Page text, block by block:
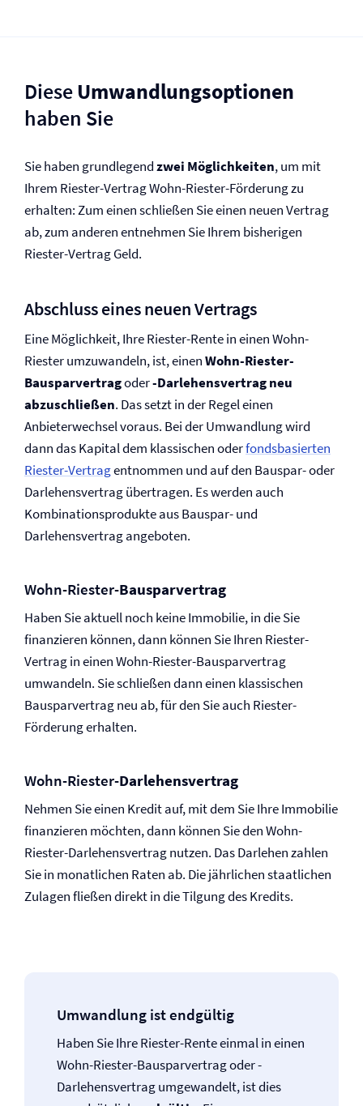
DieseUmwandlungsoptionen
haben Sie
Sie haben grundlegendzwei Möglichkeiten, um mit
Ihrem Riester-Vertrag Wohn-Riester-Förderung zu
erhalten: Zum einen schließen Sie einen neuen Vertrag
ab, zum anderen entnehmen Sie Ihrem bisherigen
Riester-Vertrag Geld.
Abschluss eines neuen Vertrags
Eine Möglichkeit, Ihre Riester-Rente in einen Wohn-
Riester umzuwandeln, ist, einenWohn-Riester-
Bausparvertragoder-Darlehensvertrag neu
abzuschließen. Das setzt in der Regel einen
Anbieterwechsel voraus. Bei der Umwandlung wird
dann das Kapital dem klassischen oderfondsbasierten
Riester-Vertragentnommen und auf den Bauspar- oder
Darlehensvertrag übertragen. Es werden auch
Kombinationsprodukte aus Bauspar- und
Darlehensvertrag angeboten.
Wohn-Riester-Bausparvertrag
Haben Sie aktuell noch keine Immobilie, in die Sie
finanzieren können, dann können Sie Ihren Riester-
Vertrag in einen Wohn-Riester-Bausparvertrag
umwandeln. Sie schließen dann einen klassischen
Bausparvertrag neu ab, für den Sie auch Riester-
Förderung erhalten.
Wohn-Riester-Darlehensvertrag
Nehmen Sie einen Kredit auf, mit dem Sie Ihre Immobilie
finanzieren möchten, dann können Sie den Wohn-
Riester-Darlehensvertrag nutzen. Das Darlehen zahlen
Sie in monatlichen Raten ab. Die jährlichen staatlichen
Zulagen fließen direkt in die Tilgung des Kredits.
Umwandlung ist endgültig
Haben Sie Ihre Riester-Rente einmal in einen
Wohn-Riester-Bausparvertrag oder -
Darlehensvertrag umgewandelt, ist dies